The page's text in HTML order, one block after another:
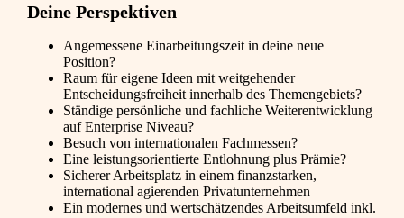
Deine Perspektiven
Angemessene Einarbeitungszeit in deine neue
Position?
Raum für eigene Ideen mit weitgehender
Entscheidungsfreiheit innerhalb des Themengebiets?
Ständige persönliche und fachliche Weiterentwicklung
auf Enterprise Niveau?
Besuch von internationalen Fachmessen?
Eine leistungsorientierte Entlohnung plus Prämie?
Sicherer Arbeitsplatz in einem finanzstarken,
international agierenden Privatunternehmen
Ein modernes und wertschätzendes Arbeitsumfeld inkl.